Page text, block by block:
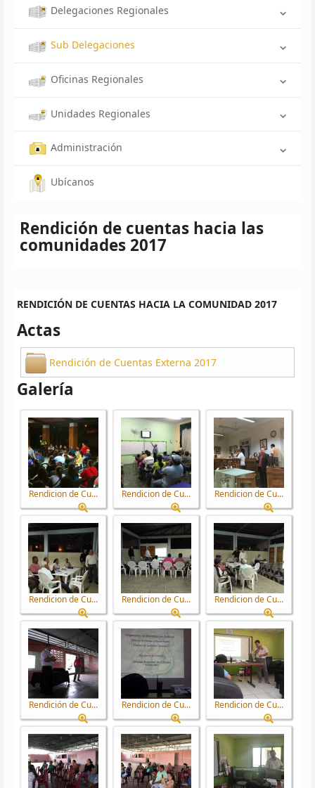
Delegaciones Regionales
Sub Delegaciones
Oficinas Regionales
Unidades Regionales
Administración
Ubícanos
Rendición de cuentas hacia las
comunidades 2017
RENDICIÓN DE CUENTAS HACIA LA COMUNIDAD 2017
Actas
Rendición de Cuentas Externa 2017
Galería
Rendicion de Cu... Rendicion de Cu... Rendicion de Cu...
Rendicion de Cu... Rendicion de Cu... Rendicion de Cu...
Rendición de Cu... Rendicion de Cu... Rendicion de Cu...